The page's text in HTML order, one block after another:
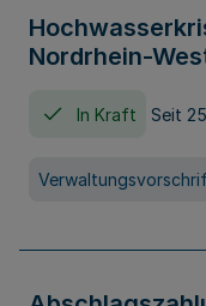
Nordrhein-
In Kraft Seit